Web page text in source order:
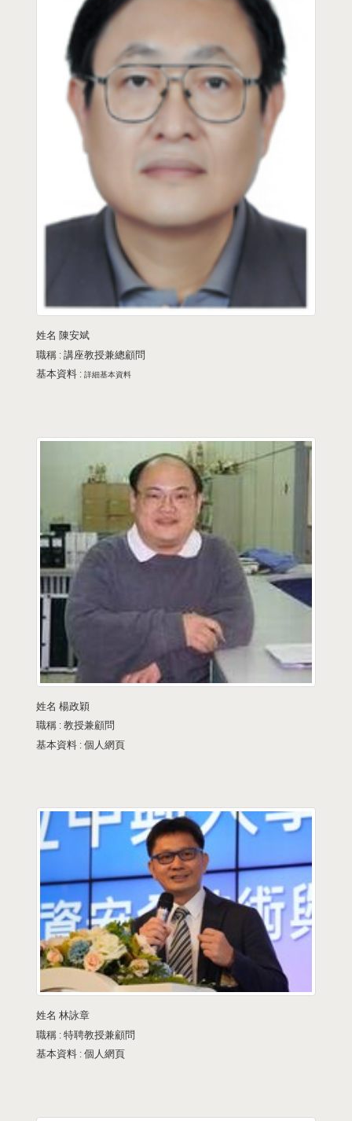
姓名 陳安斌
職稱 : 講座教授兼總顧問
基本資料 : 詳細基本資料
姓名 楊政穎
職稱 : 教授兼顧問
基本資料 : 個人網頁
姓名 林詠章
職稱 : 特聘教授兼顧問
基本資料 : 個人網頁